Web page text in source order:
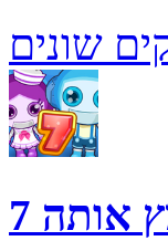
שונים
אותה 7